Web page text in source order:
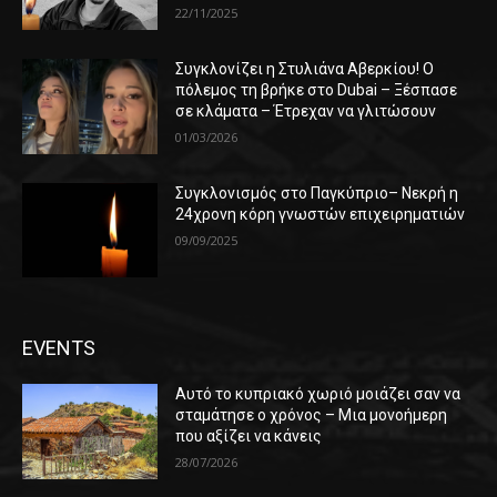
22/11/2025
Συγκλονίζει η Στυλιάνα Αβερκίου! Ο
πόλεμος τη βρήκε στο Dubai – Ξέσπασε
σε κλάματα – Έτρεχαν να γλιτώσουν
01/03/2026
Συγκλονισμός στο Παγκύπριο– Νεκρή η
24χρονη κόρη γνωστών επιχειρηματιών
09/09/2025
EVENTS
Αυτό το κυπριακό χωριό μοιάζει σαν να
σταμάτησε ο χρόνος – Μια μονοήμερη
που αξίζει να κάνεις
28/07/2026